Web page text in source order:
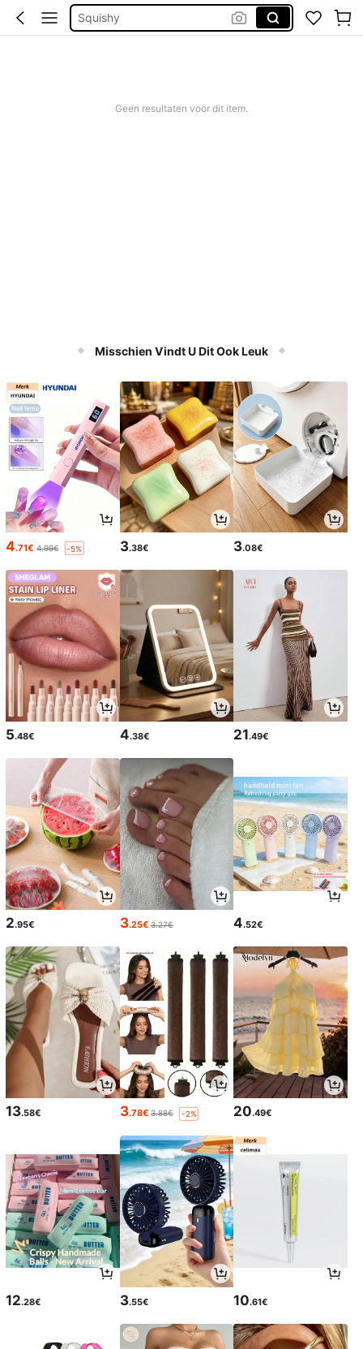
Bikini
Geen resultaten voor dit item.
Misschien Vindt U Dit Ook Leuk
4.71€ 4.99€ -5% 3.38€ 3.08€
5.48€ 4.38€ 21.49€
2.95€ 3.25€ 3.27€ 4.52€
13.58€ 3.78€ 3.88€ -2% 20.49€
12.28€ 3.55€ 10.61€